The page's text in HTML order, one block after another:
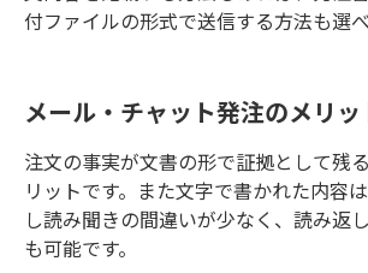
付ファイルの形式で送信する方法も選べ
メール・チャット発注のメリッ
注文の事実が文書の形で証拠として残
リットです。また文字で書かれた内容
し読み聞きの間違いが少なく、読み返
も可能です。